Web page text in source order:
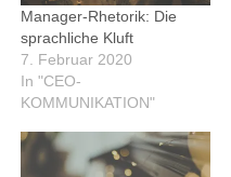
Manager-Rhetorik: Die
sprachliche Kluft
7. Februar 2020
In "CEO-
KOMMUNIKATION"